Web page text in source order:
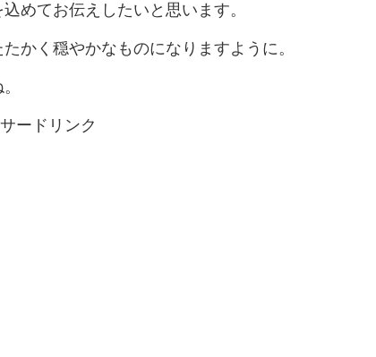
めてお伝えしたいと思います。
かく穏やかなものになりますように。
ードリンク